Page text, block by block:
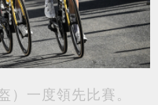
）一度領先比賽。